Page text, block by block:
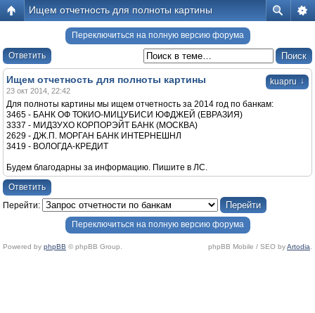
Ищем отчетность для полноты картины
Переключиться на полную версию форума
Ответить
kuapru ↓
Ищем отчетность для полноты картины
23 окт 2014, 22:42
Для полноты картины мы ищем отчетность за 2014 год по банкам:
3465 - БАНК ОФ ТОКИО-МИЦУБИСИ ЮФДЖЕЙ (ЕВРАЗИЯ)
3337 - МИДЗУХО КОРПОРЭЙТ БАНК (МОСКВА)
2629 - ДЖ.П. МОРГАН БАНК ИНТЕРНЕШНЛ
3419 - ВОЛОГДА-КРЕДИТ
Будем благодарны за информацию. Пишите в ЛС.
Ответить
Перейти:
Переключиться на полную версию форума
Powered by phpBB © phpBB Group. phpBB Mobile / SEO byArtodia